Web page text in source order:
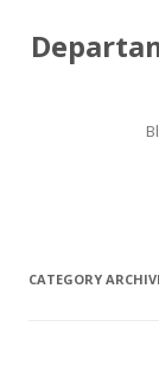
CATEGORY